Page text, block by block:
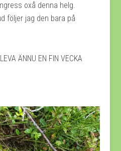
oxå denna helg.
följer jag den bara på
ÄNNU EN FIN VECKA